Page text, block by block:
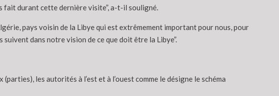
fait durant cette dernière visite”, a-t-il souligné.
pays voisin de la Libye qui est extrêmement important pour nous, pour
dans notre vision de ce que doit être la Libye”.
les autorités à l’est et à l’ouest comme le désigne le schéma